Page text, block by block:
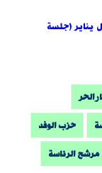
يناير (جلسة
الحر
حزب الوفد
مرشح الرئاسة